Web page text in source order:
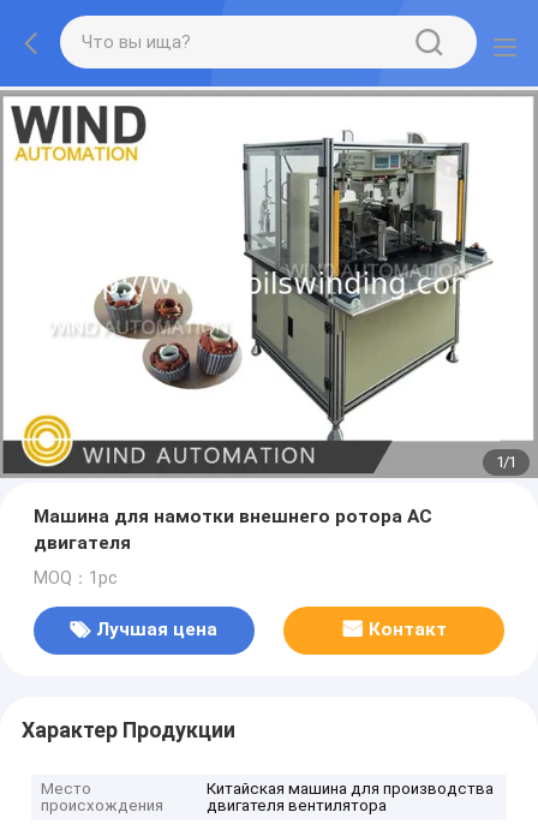
1/1
Машина для намотки внешнего ротора AC
двигателя
MOQ：1pc
Лучшая цена Контакт
Характер Продукции
Место
происхождения
Китайская машина для производства
двигателя вентилятора